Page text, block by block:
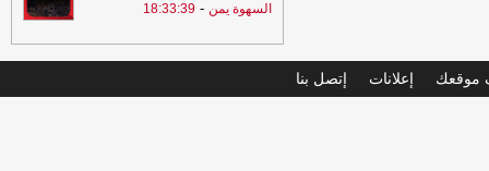
السهوة يمن -
18:33:39
موقعك إعلانات إتصل بنا